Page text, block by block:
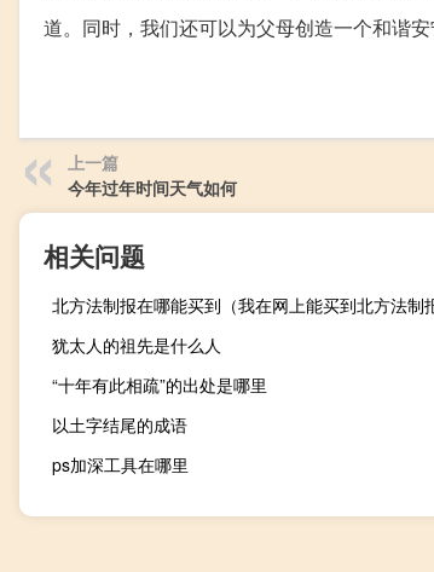
道。同时，我们还可以为父母创造一个和谐
上一篇
今年过年时间天气如何
相关问题
北方法制报在哪能买到（我在网上能买到北方法制
犹太人的祖先是什么人
“十年有此相疏”的出处是哪里
以土字结尾的成语
ps加深工具在哪里